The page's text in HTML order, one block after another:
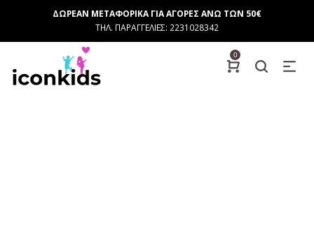
ΔΩΡΕΑΝ ΜΕΤΑΦΟΡΙΚΑ ΓΙΑ ΑΓΟΡΕΣ ΑΝΩ ΤΩΝ 50€
ΤΗΛ. ΠΑΡΑΓΓΕΛΙΕΣ: 2231028342
0